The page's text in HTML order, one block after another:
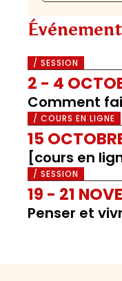
/ SESSION
2 - 4
Comment
/ COURS EN LIGNE
15
[cours en
/ SESSION
19 - 21
Penser et